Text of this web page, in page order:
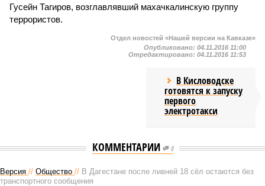
Гусейн Тагиров, возглавлявший махачкалинскую группу
террористов.
Отдел новостей «Нашей версии на Кавказе»
Опубликовано: 04.11.2016 11:00
Отредактировано: 04.11.2016 11:53
В Кисловодске
готовятся к запуску
первого
электротакси
КОММЕНТАРИИ 0
Версия // Общество // В Дагестане после ливней 18 сёл остаются без
транспортного сообщения